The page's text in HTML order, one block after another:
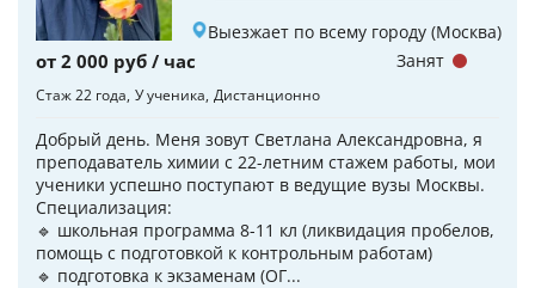
Выезжает по всему городу (Москва)
от 2 000 руб / час
Стаж 22 года У ученика Дистанционно
Добрый день. Меня зовут Светлана Александровна, я
преподаватель химии с 22-летним стажем работы, мои
ученики успешно поступают в ведущие вузы Москвы.
Специализация:
🔹 школьная программа 8-11 кл (ликвидация пробелов,
помощь с подготовкой к контрольным работам)
🔹 подготовка к экзаменам (ОГ...
Занят